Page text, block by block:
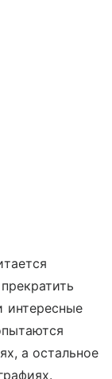
интересные
а остальное